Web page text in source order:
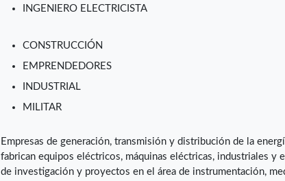
INGENIERO ELECTRICISTA
CONSTRUCCIÓN
EMPRENDEDORES
INDUSTRIAL
MILITAR
Empresas de generación, transmisión y distribución de la
fabrican equipos eléctricos, máquinas eléctricas, industriales y
de investigación y proyectos en el área de instrumentación,